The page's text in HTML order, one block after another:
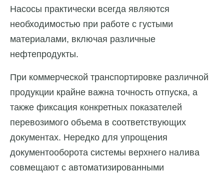
Насосы практически всегда являются
необходимостью при работе с густыми
материалами, включая различные
нефтепродукты.
При коммерческой транспортировке различной
продукции крайне важна точность отпуска, а
также фиксация конкретных показателей
перевозимого объема в соответствующих
документах. Нередко для упрощения
документооборота системы верхнего налива
совмещают с автоматизированными